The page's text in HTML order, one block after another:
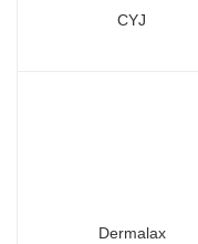
CYJ
Dermalax